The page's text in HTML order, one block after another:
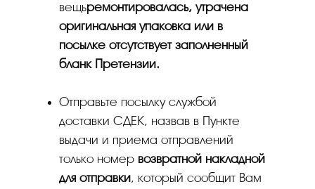
вещьремонтировалась, утрачена
оригинальная упаковка или в
посылке отсутствует заполненный
бланк Претензии.
Отправьте посылку службой
доставки СДЕК, назвав в Пункте
выдачи и приема отправлений
только номер возвратной накладной
для отправки, который сообщит Вам